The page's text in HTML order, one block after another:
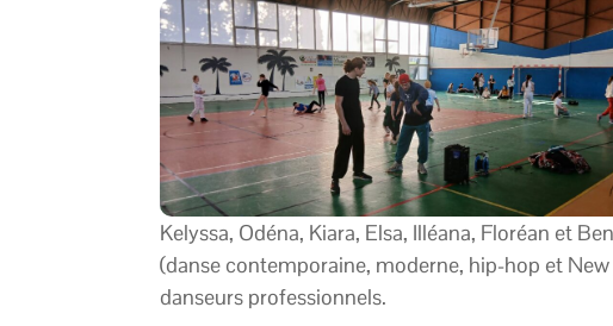
Kelyssa, Odéna, Kiara, Elsa, Illéana, Floréan et
(danse contemporaine, moderne, hip-hop et
danseurs professionnels.